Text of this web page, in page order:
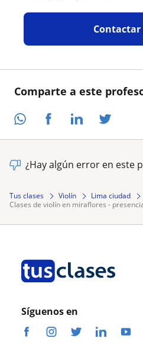
Comparte a este
¿Hay algún error en este
Tus clases Violín
Lima ciudad
clases de violín en miraflores -
Síguenos en